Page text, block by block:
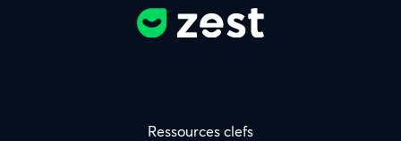
Ressources clefs